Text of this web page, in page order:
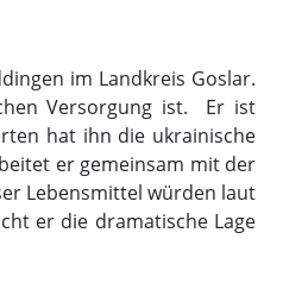
im Landkreis Goslar.
Versorgung ist. Er ist
hat ihn die ukrainische
er gemeinsam mit der
Lebensmittel würden laut
er die dramatische Lage